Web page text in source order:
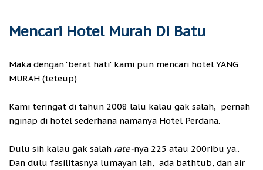
Mencari Hotel Murah Di Batu
Maka dengan 'berat hati' kami pun mencari hotel YANG
MURAH (teteup)
Kami teringat di tahun 2008 lalu kalau gak salah, pernah
nginap di hotel sederhana namanya Hotel Perdana.
Dulu sih kalau gak salah rate-nya 225 atau 200ribu ya..
Dan dulu fasilitasnya lumayan lah, ada bathtub, dan air